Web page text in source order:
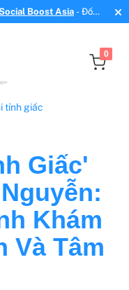
Boost Asia- Đối
tác, tăng follow uy tín!
0
tỉnh giấc
Giấc'
Khám
Và Tâm